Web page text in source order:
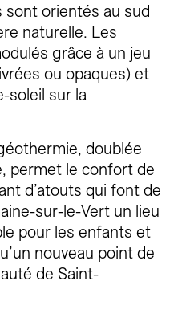
sont orientés au sud
naturelle. Les
grâce à un jeu
ou opaques) et
soleil sur la
doublée
permet le confort de
d’atouts qui font de
sur-le-Vert un lieu
pour les enfants et
nouveau point de
de Saint-